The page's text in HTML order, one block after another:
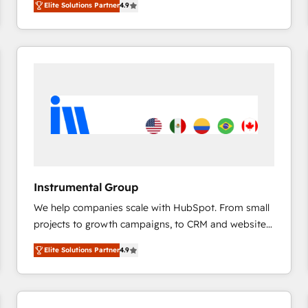
marketing automation, Growth, Revops, CRM et
webdesign. Markentive is both a consulting firm, a
digital agency and an integrator. With over 115
customers).
Elite Solutions Partner4.9
Instrumental Group
We help companies scale with HubSpot. From small
projects to growth campaigns, to CRM and websites.
Hire an agency that's experienced in every inch of
HubSpot and willing to work hand-in-hand with your
team to simplify the complex and build a better
experience for your team and customers.
Elite Solutions Partner4.9